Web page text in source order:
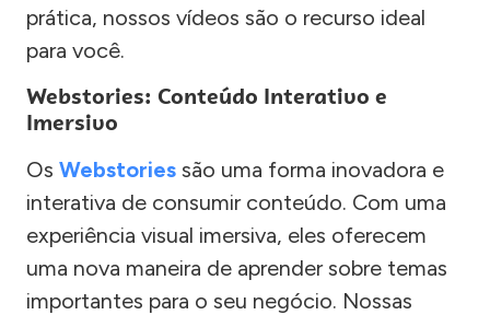
prática, nossos vídeos são o recurso ideal
para você.
Webstories: Conteúdo Interativo e
Imersivo
Os Webstories são uma forma inovadora e
interativa de consumir conteúdo. Com uma
experiência visual imersiva, eles oferecem
uma nova maneira de aprender sobre temas
importantes para o seu negócio. Nossas